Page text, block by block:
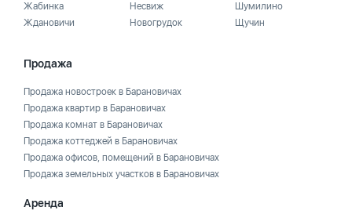
Жабинка
Ждановичи
Несвиж
Новогрудок
Шумилино
Щучин
Продажа
Продажа новостроек в Барановичах
Продажа квартир в Барановичах
Продажа комнат в Барановичах
Продажа коттеджей в Барановичах
Продажа офисов, помещений в Барановичах
Продажа земельных участков в Барановичах
Аренда